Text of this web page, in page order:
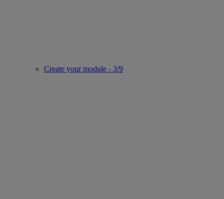
Create your module - 3/9